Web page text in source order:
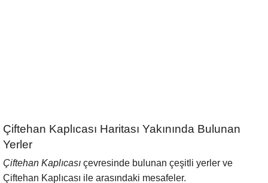
Çiftehan Kaplıcası Haritası Yakınında Bulunan
Yerler
Çiftehan Kaplıcası çevresinde bulunan çeşitli yerler ve
Çiftehan Kaplıcası ile arasındaki mesafeler.